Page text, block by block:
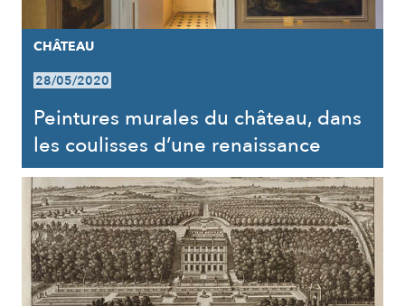
CHÂTEAU
28/05/2020
Peintures murales du château, dans
les coulisses d’une renaissance